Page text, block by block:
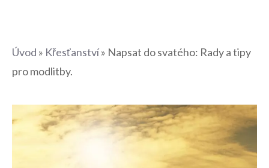
Úvod » Křesťanství» Napsat do svatého: Rady a tipy
pro modlitby.